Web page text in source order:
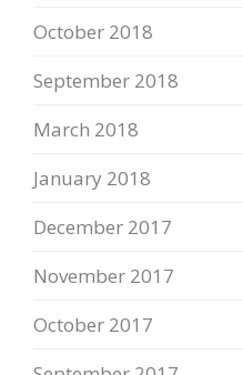
October 2018
September 2018
March 2018
January 2018
December 2017
November 2017
October 2017